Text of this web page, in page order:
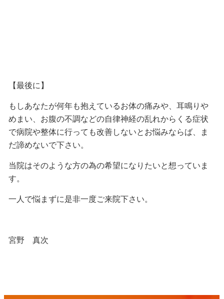
【最後に】
もしあなたが何年も抱えているお体の痛みや、耳鳴りや
めまい、お腹の不調などの自律神経の乱れからくる症状
で病院や整体に行っても改善しないとお悩みならば、ま
だ諦めないで下さい。
当院はそのような方の為の希望になりたいと想っていま
す。
一人で悩まずに是非一度ご来院下さい。
宮野 真次